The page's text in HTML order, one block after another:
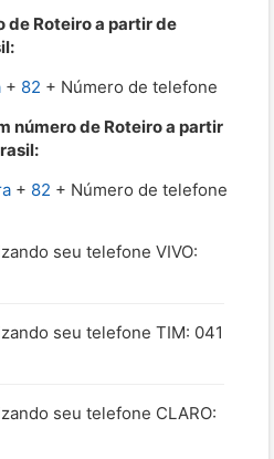
de Roteiro a partir de
+ 82 + Número de telefone
número de Roteiro a partir
+ 82 + Número de telefone
seu telefone VIVO:
seu telefone TIM: 041
seu telefone CLARO: